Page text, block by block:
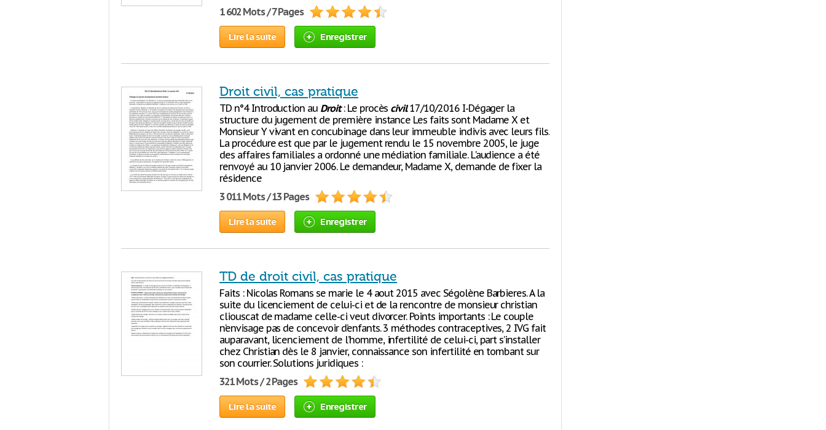
1 602 Mots / 7 Pages
Lire la suite Enregistrer
Droit civil, cas pratique
TD n°4 Introduction au Droit: Le procès civil17/10/2016 I-Dégager la
structure du jugement de première instance Les faits sont Madame X et
Monsieur Y vivant en concubinage dans leur immeuble indivis avec leurs fils.
La procédure est que par le jugement rendu le 15 novembre 2005, le juge
des affaires familiales a ordonné une médiation familiale. L'audience a été
renvoyé au 10 janvier 2006. Le demandeur, Madame X, demande de fixer la
résidence
3 011 Mots / 13 Pages
Lire la suite Enregistrer
TD de droit civil, cas pratique
Faits : Nicolas Romans se marie le 4 aout 2015 avec Ségolène Barbieres. A la
suite du licenciement de celui-ci et de la rencontre de monsieur christian
cliouscat de madame celle-ci veut divorcer. Points importants : Le couple
n’envisage pas de concevoir d’enfants. 3 méthodes contraceptives, 2 IVG fait
auparavant, licenciement de l’homme, infertilité de celui-ci, part s’installer
chez Christian dès le 8 janvier, connaissance son infertilité en tombant sur
son courrier. Solutions juridiques :
321 Mots / 2 Pages
Lire la suite Enregistrer